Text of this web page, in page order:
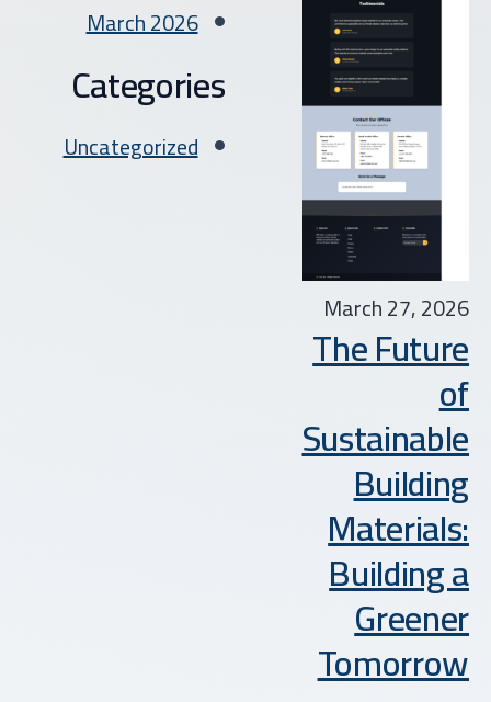
March 27, 2026
The Future
of
Sustainable
Building
Materials:
Building a
Greener
Tomorrow
March 2026
Categories
Uncategorized